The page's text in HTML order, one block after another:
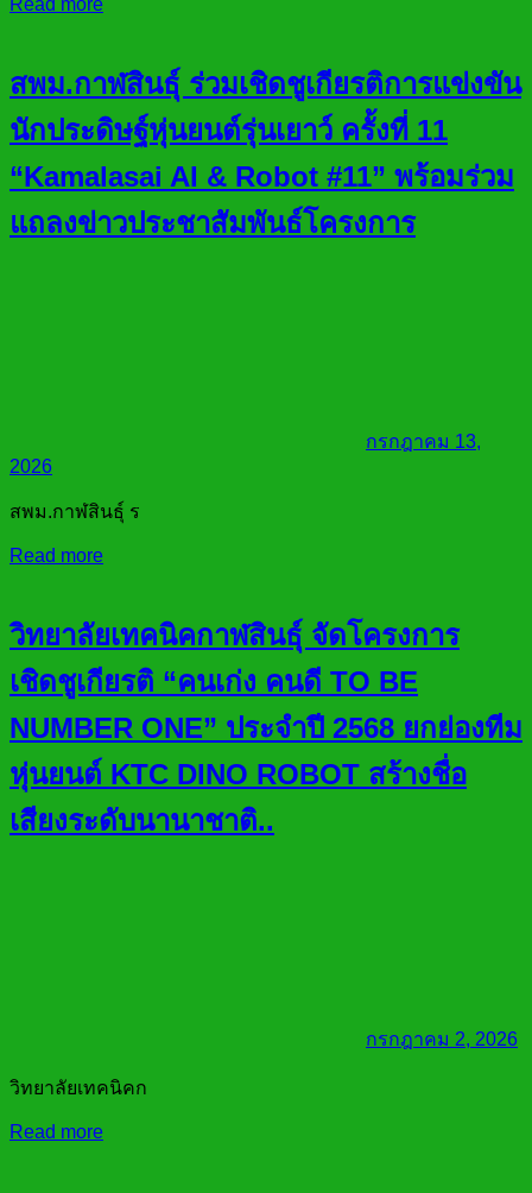
Read more
สพม.กาฬสินธุ์ ร่วมเชิดชูเกียรติการแข่งขัน
นักประดิษฐ์หุ่นยนต์รุ่นเยาว์ ครั้งที่ 11
“Kamalasai AI & Robot #11” พร้อมร่วม
แถลงข่าวประชาสัมพันธ์โครงการ
กรกฎาคม 13,
2026
สพม.กาฬสินธุ์ ร
Read more
วิทยาลัยเทคนิคกาฬสินธุ์ จัดโครงการ
เชิดชูเกียรติ “คนเก่ง คนดี TO BE
NUMBER ONE” ประจำปี 2568 ยกย่องทีม
หุ่นยนต์ KTC DINO ROBOT สร้างชื่อ
เสียงระดับนานาชาติ..
กรกฎาคม 2, 2026
วิทยาลัยเทคนิคก
Read more